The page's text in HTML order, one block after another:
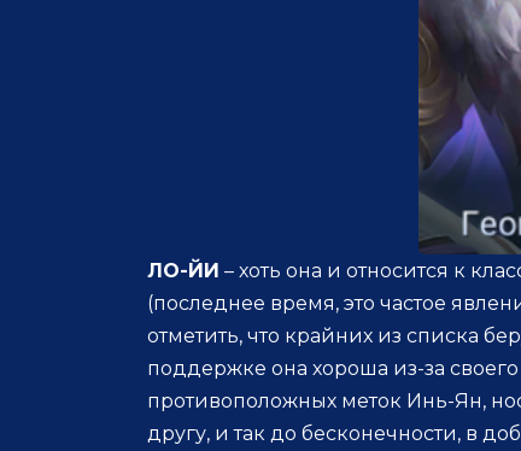
ЛО-ЙИ – хоть она и относится к
(последнее время, это частое
отметить, что крайних из списка
поддержке она хороша из-за
противоположных меток Инь-Ян,
другу, и так до бесконечности, в